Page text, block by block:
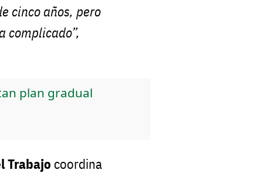
cinco años, pero
complicado”,
plan gradual
Trabajo coordina